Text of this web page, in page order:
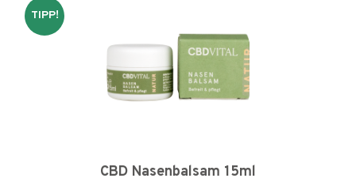
TIPP!
CBD Nasenbalsam 15ml